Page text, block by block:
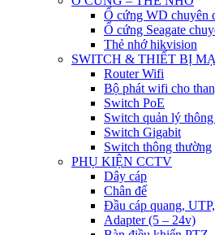
Ổ cứng WD chuyên
Ổ cứng Seagate
Thẻ nhớ hikvision
SWITCH & THIẾT BỊ
Router Wifi
Bộ phát wifi cho
Switch PoE
Switch quản lý
Switch Gigabit
Switch thông thường
PHỤ KIỆN CCTV
Dây cáp
Chân đế
Đầu cáp quang,
Adapter (5 – 24v)